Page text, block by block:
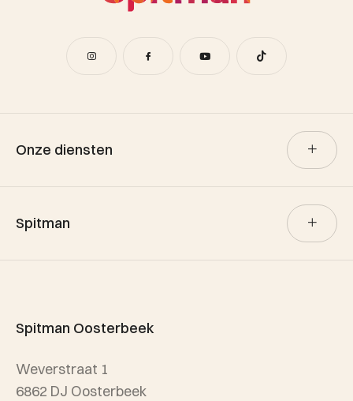
Onze diensten
Aankoop
Spitman
Referenties
Wijken
Spitman Oosterbeek
Weverstraat 1
6862 DJ Oosterbeek